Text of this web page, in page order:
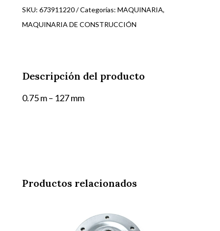
cantidad
SKU: 673911220 Categorías: MAQUINARIA,
MAQUINARIA DE CONSTRUCCIÓN
Descripción del producto
0.75 m – 127 mm
Productos relacionados